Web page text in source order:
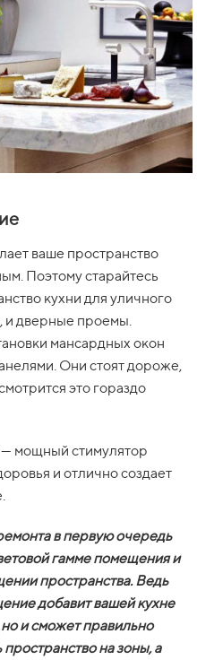
ваше пространство
Поэтому старайтесь
кухни для уличного
и дверные проемы.
мансардных окон
Они стоят дороже,
это гораздо
мощный стимулятор
и отлично создает
в первую очередь
гамме помещения и
пространства. Ведь
добавит вашей кухне
и сможет правильно
на зоны, а